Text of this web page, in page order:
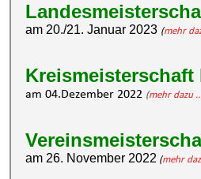
am 20./21. Januar 2023 (mehr
Kreismeisterschaft
am 04.Dezember 2022 (mehr dazu
am 26. November 2022 (mehr